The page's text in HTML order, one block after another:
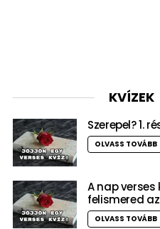
KVÍZEK
Szerepel? 1.
OLVASS TOVÁBB
A nap verses
felismered az
OLVASS TOVÁBB